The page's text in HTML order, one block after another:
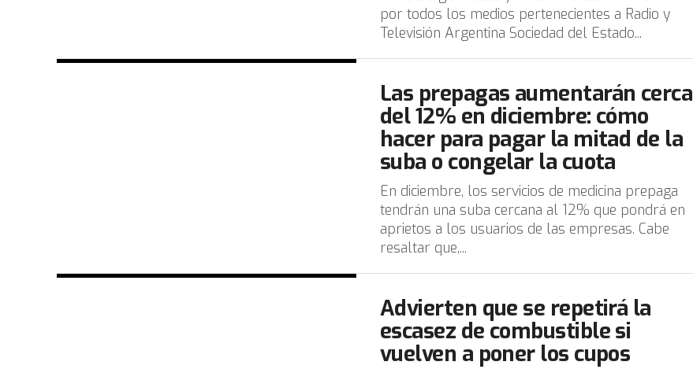
por todos los medios pertenecientes a Radio y
Televisión Argentina Sociedad del Estado...
Las prepagas aumentarán cerca
del 12% en diciembre: cómo
hacer para pagar la mitad de la
suba o congelar la cuota
En diciembre, los servicios de medicina prepaga
tendrán una suba cercana al 12% que pondrá en
aprietos a los usuarios de las empresas. Cabe
resaltar que,...
Advierten que se repetirá la
escasez de combustible si
vuelven a poner los cupos